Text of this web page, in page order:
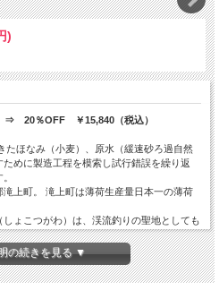
)
⇒ 20％OFF ￥15,840（税込）
たほなみ（小麦）、原水（緩速砂ろ過自然
めに製造工程を模索し試行錯誤を繰り返
上町。 滝上町は薄荷生産量日本一の薄荷
ょこつがわ）は、渓流釣りの聖地としても
を使って地元の飲食店で提供できるこだわ
て出来上がった薄荷焼酎。
大切な方への贈り物にもぜひ！～
の続きを見る ▼